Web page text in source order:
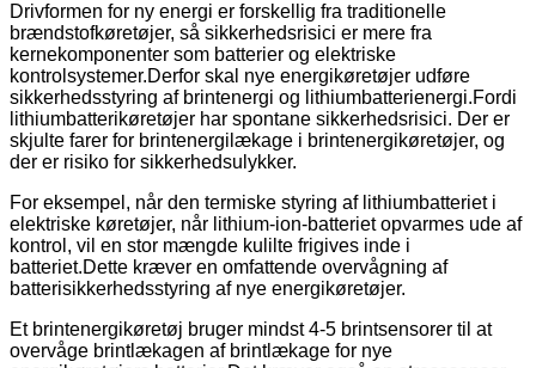
Drivformen for ny energi er forskellig fra traditionelle
brændstofkøretøjer, så sikkerhedsrisici er mere fra
kernekomponenter som batterier og elektriske
kontrolsystemer.Derfor skal nye energikøretøjer udføre
sikkerhedsstyring af brintenergi og lithiumbatterienergi.Fordi
lithiumbatterikøretøjer har spontane sikkerhedsrisici. Der er
skjulte farer for brintenergilækage i brintenergikøretøjer, og
der er risiko for sikkerhedsulykker.
For eksempel, når den termiske styring af lithiumbatteriet i
elektriske køretøjer, når lithium-ion-batteriet opvarmes ude af
kontrol, vil en stor mængde kulilte frigives inde i
batteriet.Dette kræver en omfattende overvågning af
batterisikkerhedsstyring af nye energikøretøjer.
Et brintenergikøretøj bruger mindst 4-5 brintsensorer til at
overvåge brintlækagen af ​​brintlækage for nye